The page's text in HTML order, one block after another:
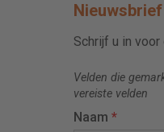
Nieuwsbrief
Schrijf u in
Velden die
vereiste velden
Naam *